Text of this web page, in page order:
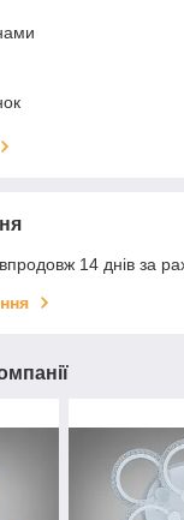
14 днів за